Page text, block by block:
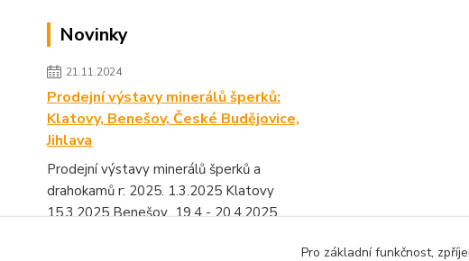
Novinky
21.11.2024
Prodejní výstavy minerálů šperků:
Klatovy, Benešov, České Budějovice,
Jihlava
Prodejní výstavy minerálů šperků a
drahokamů r: 2025. 1.3.2025 Klatovy
15.3.2025 Benešov 19.4 - 20.4.2025
Pro základní funkčnost,